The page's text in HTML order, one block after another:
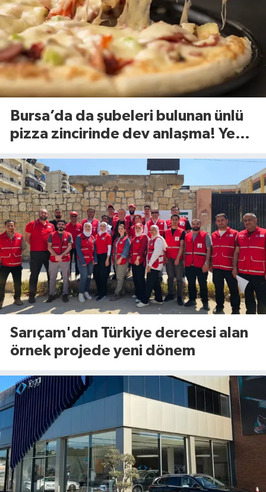
Bursa’da da şubeleri bulunan ünlü
pizza zincirinde dev anlaşma! Yeni
Sarıçam'dan Türkiye derecesi alan
örnek projede yeni dönem